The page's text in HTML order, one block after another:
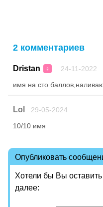
2 комментариев
Dristan ♀ 24-11-2022
имя на сто
Lol 29-05-2024
10/10 имя
Опубликовать
Хотели бы Вы
далее: